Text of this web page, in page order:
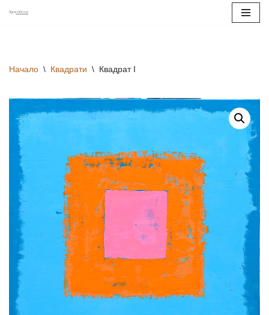
съдържанието
Начало \ Квадрати \ Квадрат I